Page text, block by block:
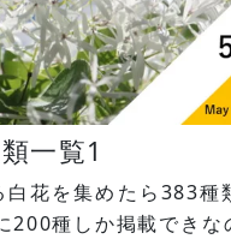
一覧1
花を集めたら383種
200種しか掲載できな